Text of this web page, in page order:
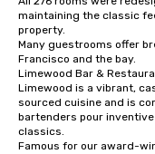
maintaining the classic
property.
Many guestrooms offer
Francisco and the bay.
Limewood Bar &
Limewood is a vibrant,
sourced cuisine and is
bartenders pour
classics.
Famous for our award-